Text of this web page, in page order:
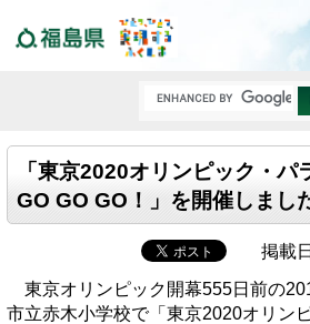
「東京2020オリンピック・パ
GO GO GO！」を開催しまし
掲載
東京オリンピック開幕555日前の
市立赤木小学校で「東京2020オリン